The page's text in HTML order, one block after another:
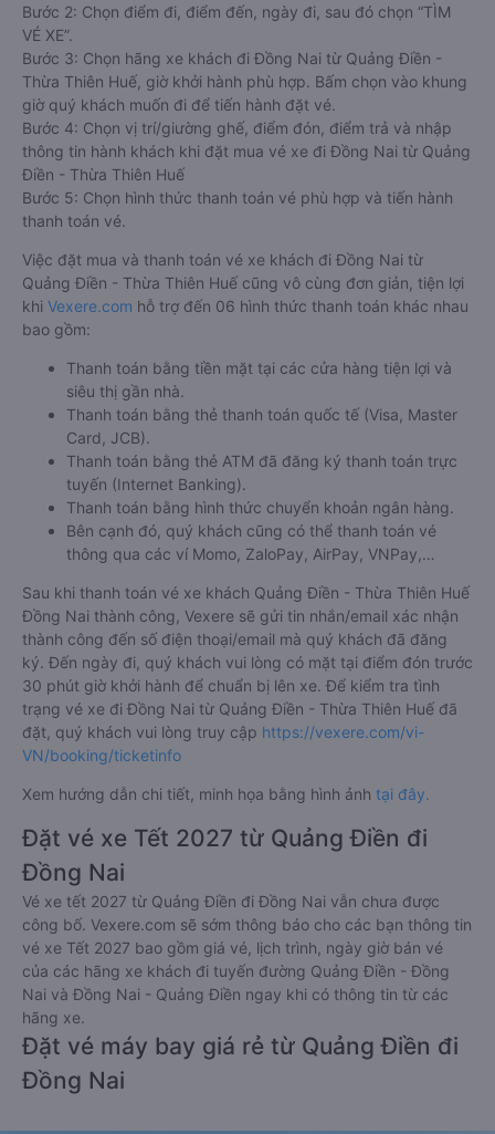
Bước 2: Chọn điểm đi, điểm đến, ngày đi, sau đó chọn “TÌM
VÉ XE”.
Bước 3: Chọn hãng xe khách đi Đồng Nai từ Quảng Điền -
Thừa Thiên Huế, giờ khởi hành phù hợp. Bấm chọn vào khung
giờ quý khách muốn đi để tiến hành đặt vé.
Bước 4: Chọn vị trí/giường ghế, điểm đón, điểm trả và nhập
thông tin hành khách khi đặt mua vé xe đi Đồng Nai từ Quảng
Điền - Thừa Thiên Huế
Bước 5: Chọn hình thức thanh toán vé phù hợp và tiến hành
thanh toán vé.
Việc đặt mua và thanh toán vé xe khách đi Đồng Nai từ
Quảng Điền - Thừa Thiên Huế cũng vô cùng đơn giản, tiện lợi
khi Vexere.com hỗ trợ đến 06 hình thức thanh toán khác nhau
bao gồm:
Thanh toán bằng tiền mặt tại các cửa hàng tiện lợi và
siêu thị gần nhà.
Thanh toán bằng thẻ thanh toán quốc tế (Visa, Master
Card, JCB).
Thanh toán bằng thẻ ATM đã đăng ký thanh toán trực
tuyến (Internet Banking).
Thanh toán bằng hình thức chuyển khoản ngân hàng.
Bên cạnh đó, quý khách cũng có thể thanh toán vé
thông qua các ví Momo, ZaloPay, AirPay, VNPay,…
Sau khi thanh toán vé xe khách Quảng Điền - Thừa Thiên Huế
Đồng Nai thành công, Vexere sẽ gửi tin nhắn/email xác nhận
thành công đến số điện thoại/email mà quý khách đã đăng
ký. Đến ngày đi, quý khách vui lòng có mặt tại điểm đón trước
30 phút giờ khởi hành để chuẩn bị lên xe. Để kiểm tra tình
trạng vé xe đi Đồng Nai từ Quảng Điền - Thừa Thiên Huế đã
đặt, quý khách vui lòng truy cập https://vexere.com/vi-
VN/booking/ticketinfo
Xem hướng dẫn chi tiết, minh họa bằng hình ảnh tại đây.
Đặt vé xe Tết 2027 từ Quảng Điền đi
Đồng Nai
Vé xe tết 2027 từ Quảng Điền đi Đồng Nai vẫn chưa được
công bố. Vexere.com sẽ sớm thông báo cho các bạn thông tin
vé xe Tết 2027 bao gồm giá vé, lịch trình, ngày giờ bán vé
của các hãng xe khách đi tuyến đường Quảng Điền - Đồng
Nai và Đồng Nai - Quảng Điền ngay khi có thông tin từ các
hãng xe.
Đặt vé máy bay giá rẻ từ Quảng Điền đi
Đồng Nai